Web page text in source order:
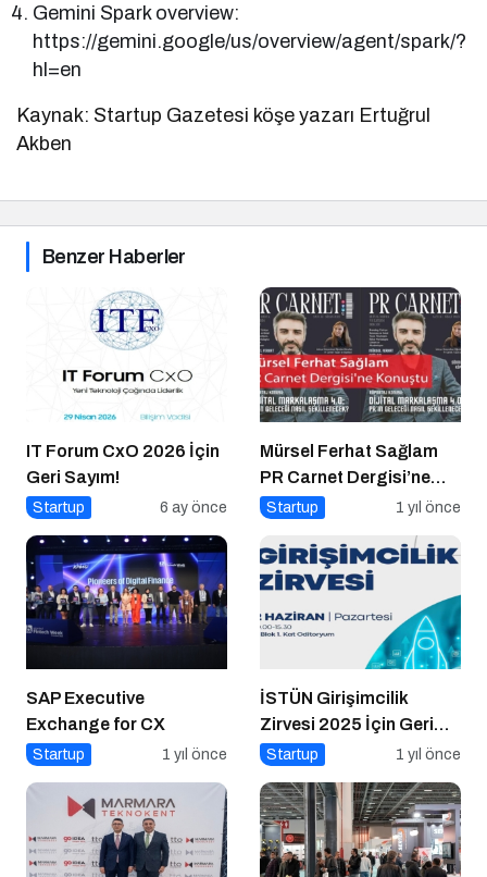
Gemini Spark overview:
https://gemini.google/us/overview/agent/spark/?
hl=en
Kaynak: Startup Gazetesi köşe yazarı Ertuğrul
Akben
Benzer Haberler
IT Forum CxO 2026 İçin
Geri Sayım!
Startup 6 ay önce
Mürsel Ferhat Sağlam
PR Carnet Dergisi’ne
Konuştu
Startup 1 yıl önce
SAP Executive
Exchange for CX
Startup 1 yıl önce
İSTÜN Girişimcilik
Zirvesi 2025 İçin Geri
Sayım
Startup 1 yıl önce